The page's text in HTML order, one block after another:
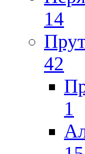
14
42
1